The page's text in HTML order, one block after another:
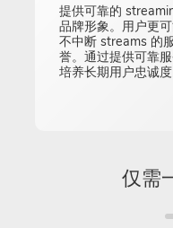
提供可靠的
品牌形象。用户更
不中断 streams 的
誉。通过提供可靠
培养长期用户忠诚度
仅需